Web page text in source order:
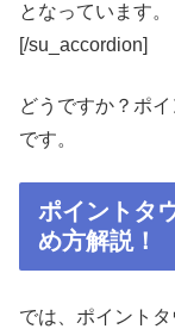
となっています
[/su_accordion]
どうですか？ポ
です。
ポイントタ
め方解説！
では、ポイント